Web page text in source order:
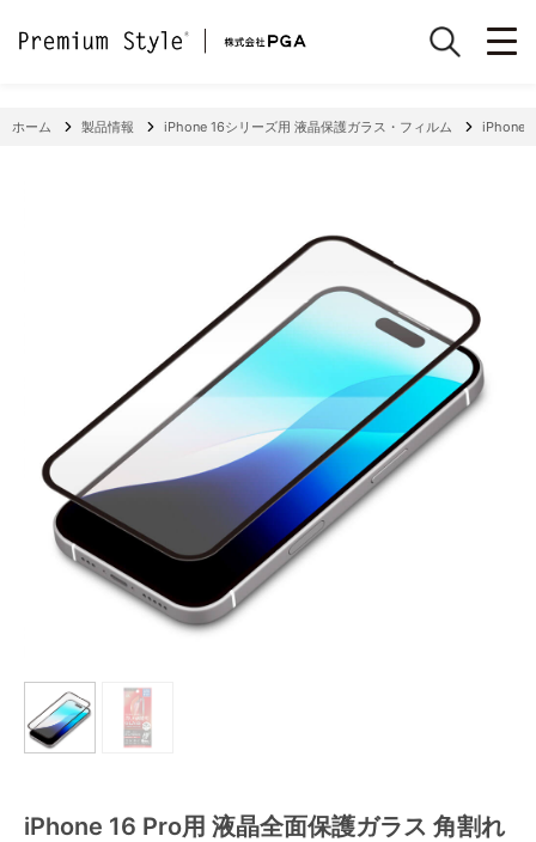
ホーム 製品情報 iPhone 16シリーズ用 液晶保護ガラス・フィルム iPhone
iPhone 16 Pro用 液晶全面保護ガラス 角割れ